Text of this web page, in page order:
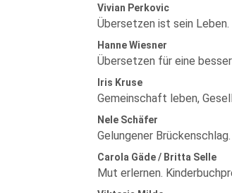
Vivian Perkovic
Übersetzen ist sein
Hanne Wiesner
Übersetzen für eine
Iris Kruse
Gemeinschaft leben,
Nele Schäfer
Gelungener
Carola Gäde / Britta Selle
Mut erlernen.